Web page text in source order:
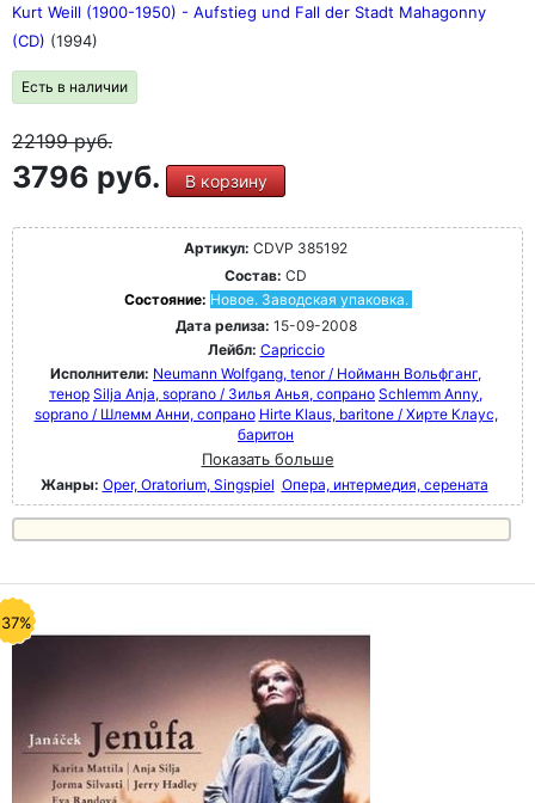
Kurt Weill (1900-1950) - Aufstieg und Fall der Stadt Mahagonny
(CD) (1994)
Есть в наличии
22199руб.
3796 руб. В корзину
Артикул: CDVP 385192
Состав: CD
Состояние: Новое. Заводская упаковка.
Дата релиза: 15-09-2008
Лейбл: Capriccio
Исполнители: Neumann Wolfgang, tenor / Нойманн Вольфганг,
тенор Silja Anja, soprano / Зилья Анья, сопрано Schlemm Anny,
soprano / Шлемм Анни, сопрано Hirte Klaus, baritone / Хирте Клаус,
баритон
Показать больше
Жанры: Oper, Oratorium, Singspiel Опера, интермедия, серената